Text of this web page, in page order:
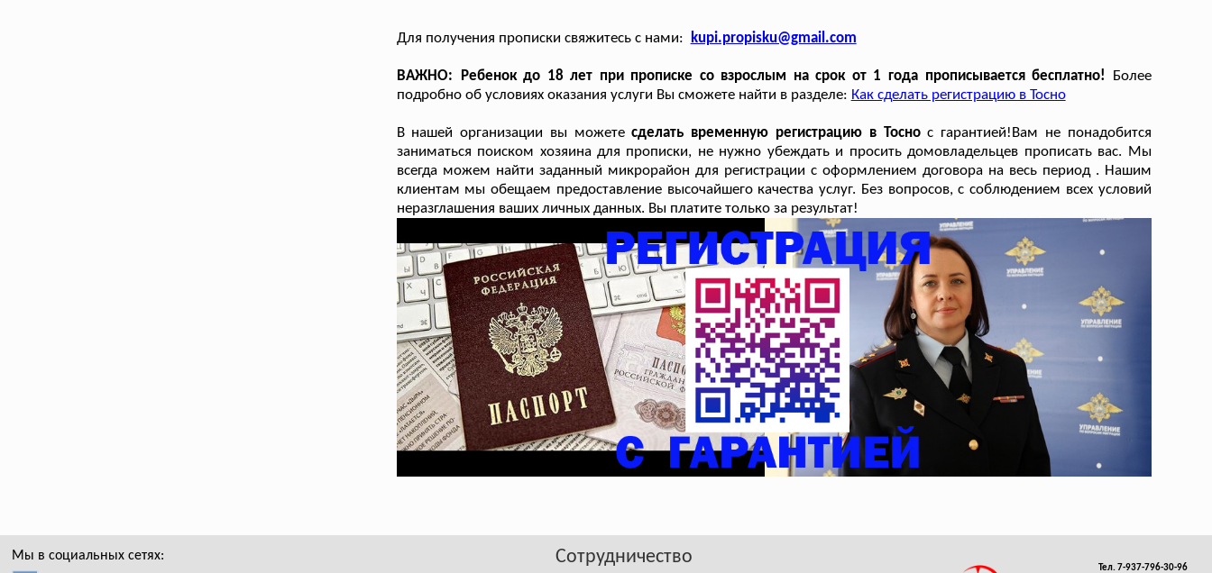
Для получения прописки свяжитесь с нами: kupi.propisku@gmail.com
ВАЖНО: Ребенок до 18 лет при прописке со взрослым на срок от 1 года прописывается бесплатно!
Более
подробно об условиях оказания услуги Вы сможете найти в разделе: Как сделать регистрацию в Тосно
В нашей организации вы можетесделать временную регистрацию в Тоснос гарантией!Вам не понадобится
заниматься поиском хозяина для прописки, не нужно убеждать и просить домовладельцев прописать вас. Мы
всегда можем найти заданный микрорайон для регистрации с оформлением договора на весь период . Нашим
клиентам мы обещаем предоставление высочайшего качества услуг. Без вопросов, с соблюдением всех условий
неразглашения ваших личных данных. Вы платите только за результат!
Мы в социальных сетях: Сотрудничество
Тел. 7-937-796-30-96